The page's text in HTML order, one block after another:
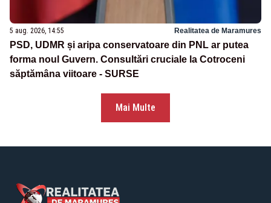
5 aug. 2026, 14:55 Realitatea de Maramures
PSD, UDMR și aripa conservatoare din PNL ar putea
forma noul Guvern. Consultări cruciale la Cotroceni
săptămâna viitoare - SURSE
Mai Multe